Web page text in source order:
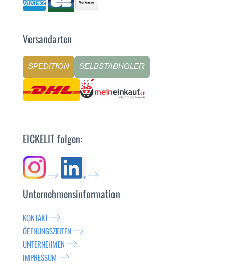
Versandarten
SPEDITION SELBSTABHOLER
EICKELIT folgen:
Unternehmensinformation
KONTAKT
ÖFFNUNGSZEITEN
UNTERNEHMEN
IMPRESSUM